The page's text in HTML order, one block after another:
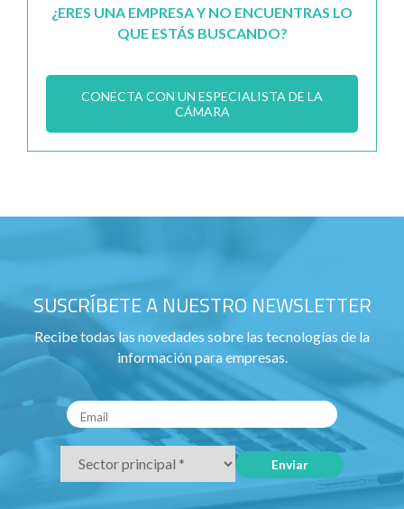
¿ERES UNA EMPRESA Y NO ENCUENTRAS LO
QUE ESTÁS BUSCANDO?
CONECTA CON UN ESPECIALISTA DE LA
CÁMARA
SUSCRÍBETE A NUESTRO NEWSLETTER
Recibe todas las novedades sobre las tecnologías de la
información para empresas.